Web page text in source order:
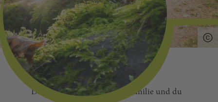
Dein Hund gehört mit zur Familie und du